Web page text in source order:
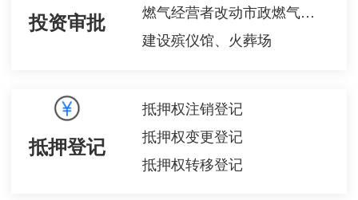
投资审批
燃气经营者改动市政燃气设施审批
建设殡仪馆、火葬场
抵押登记
抵押权注销登记
抵押权变更登记
抵押权转移登记